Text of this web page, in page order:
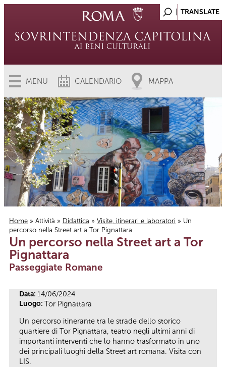
MENU CALENDARIO MAPPA
Tu sei qui
Home » Attività » Didattica » Visite, itinerari e laboratori » Un
percorso nella Street art a Tor Pignattara
Un percorso nella Street art a Tor
Pignattara
Passeggiate Romane
Data: 14/06/2024
Luogo: Tor Pignattara
Un percorso itinerante tra le strade dello storico
quartiere di Tor Pignattara, teatro negli ultimi anni di
importanti interventi che lo hanno trasformato in uno
dei principali luoghi della Street art romana. Visita con
LIS.